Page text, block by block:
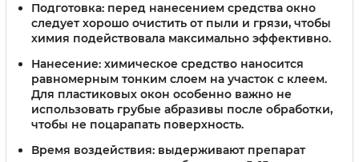
Подготовка: перед нанесением средства окно
следует хорошо очистить от пыли и грязи, чтобы
химия подействовала максимально эффективно.
Нанесение: химическое средство наносится
равномерным тонким слоем на участок с клеем.
Для пластиковых окон особенно важно не
использовать грубые абразивы после обработки,
чтобы не поцарапать поверхность.
Время воздействия: выдерживают препарат